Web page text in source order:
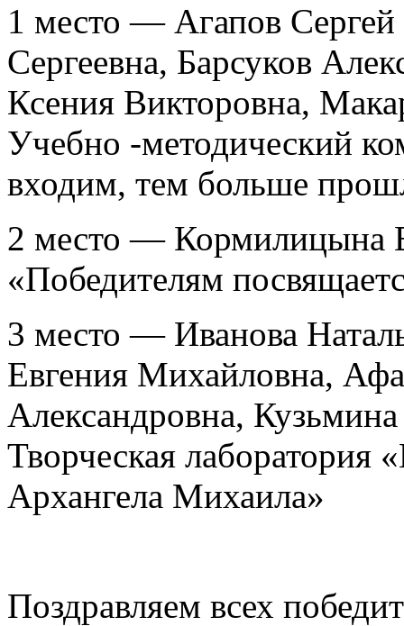
1 место — Агапов
Сергеевна, Барсуков
Ксения Викторовна,
Учебно -методический
входим, тем больше
2 место — Кормилицына
«Победителям
3 место — Иванова
Евгения Михайловна,
Александровна,
Творческая лаборатория
Архангела Михаила»
Поздравляем всех